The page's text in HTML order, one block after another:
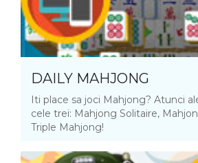
DAILY MAHJONG
Iti place sa joci Mahjong? Atunci
cele trei: Mahjong Solitaire,
Triple Mahjong!